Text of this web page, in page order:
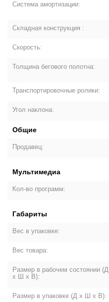
Система амортизации:
Складная конструкция :
Скорость:
Толщина бегового полотна:
Транспортировочные ролики:
Угол наклона:
Общие
Продавец:
Мультимедиа
Кол-во программ:
Габариты
Вес в упаковке:
Вес товара:
Размер в рабочем состоянии (Д
х Ш х В):
Размер в упаковке (Д х Ш х В):